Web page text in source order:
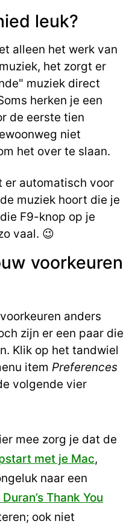
leuk?
alleen het werk van
het zorgt er
muziek direct
herken je een
de eerste tien
niet
het over te slaan.
er automatisch voor
muziek hoort die je
F9-knop op je
vaal. 😉
voorkeuren
anders
zijn er een paar die
Klik op het tandwiel
item Preferences
volgende vier
mee zorg je dat de
met je Mac,
naar een
Thank You
ook niet